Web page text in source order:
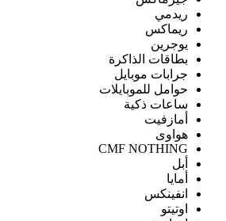
ريدمي
ريماكس
يوجرين
بطاقات الذاكرة
جرابات موبايل
حوامل للموبايلات
ساعات ذكية
أمازفيت
هواوى
CMF NOTHING
أبل
أمايا
انفينكس
اوتيتو